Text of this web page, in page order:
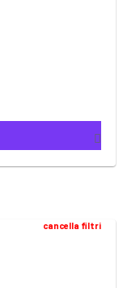
cancella filtri